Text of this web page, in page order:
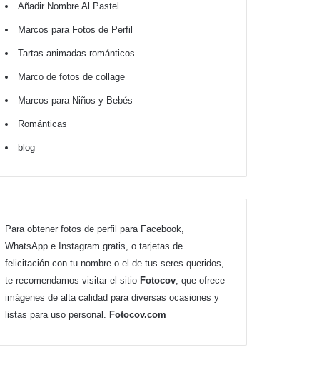
Añadir Nombre Al Pastel
Marcos para Fotos de Perfil
Tartas animadas románticos
Marco de fotos de collage
Marcos para Niños y Bebés
Románticas
blog
Para obtener fotos de perfil para Facebook,
WhatsApp e Instagram gratis, o tarjetas de
felicitación con tu nombre o el de tus seres queridos,
te recomendamos visitar el sitio Fotocov, que ofrece
imágenes de alta calidad para diversas ocasiones y
listas para uso personal. Fotocov.com